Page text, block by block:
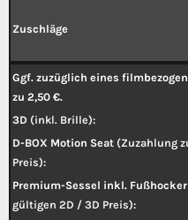
Zuschläge
Ggf. zuzüglich eines
zu 2,50 €.
3D (inkl. Brille):
D-BOX Motion Seat (Zuzahlung
Preis):
Premium-Sessel inkl. Fußhocker
gültigen 2D / 3D Preis):